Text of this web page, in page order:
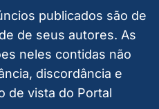
publicados são de
de seus autores. As
neles contidas não
discordância e
de vista do Portal